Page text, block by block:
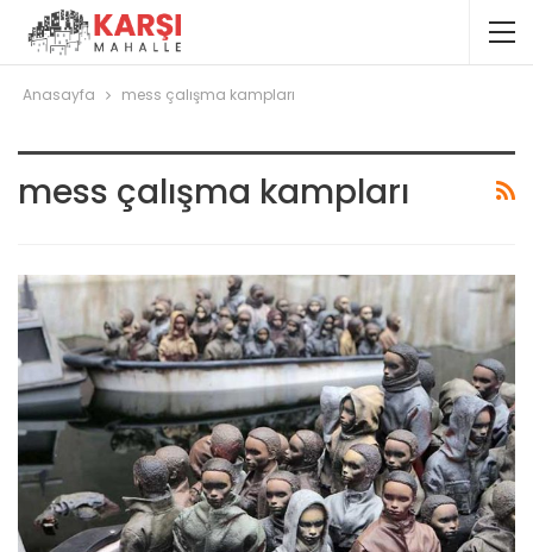
Anasayfa mess çalışma kampları
mess çalışma kampları